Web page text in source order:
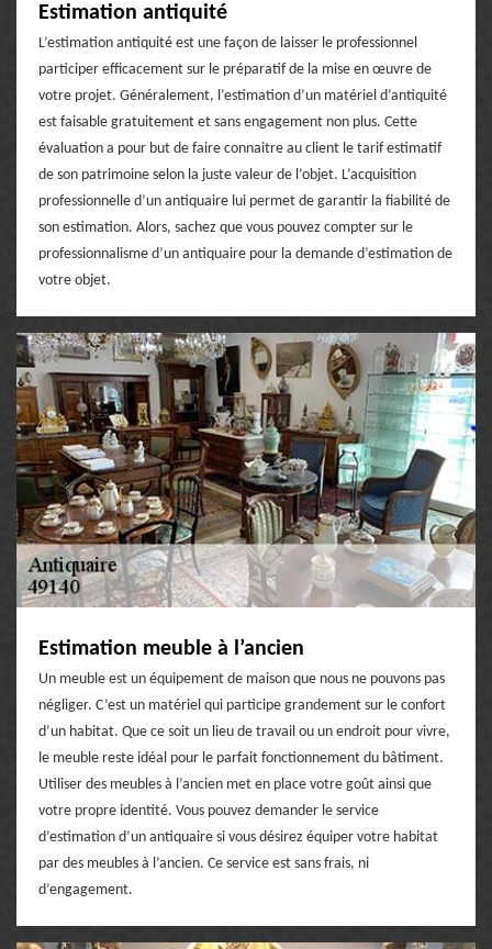
Estimation antiquité
L’estimation antiquité est une façon de laisser le professionnel
participer efficacement sur le préparatif de la mise en œuvre de
votre projet. Généralement, l’estimation d’un matériel d’antiquité
est faisable gratuitement et sans engagement non plus. Cette
évaluation a pour but de faire connaitre au client le tarif estimatif
de son patrimoine selon la juste valeur de l’objet. L’acquisition
professionnelle d’un antiquaire lui permet de garantir la fiabilité de
son estimation. Alors, sachez que vous pouvez compter sur le
professionnalisme d’un antiquaire pour la demande d’estimation de
votre objet.
Estimation meuble à l’ancien
Un meuble est un équipement de maison que nous ne pouvons pas
négliger. C’est un matériel qui participe grandement sur le confort
d’un habitat. Que ce soit un lieu de travail ou un endroit pour vivre,
le meuble reste idéal pour le parfait fonctionnement du bâtiment.
Utiliser des meubles à l’ancien met en place votre goût ainsi que
votre propre identité. Vous pouvez demander le service
d’estimation d’un antiquaire si vous désirez équiper votre habitat
par des meubles à l’ancien. Ce service est sans frais, ni
d’engagement.